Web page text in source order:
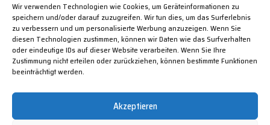
Wir verwenden Technologien wie Cookies, um Geräteinformationen zu
speichern und/oder darauf zuzugreifen. Wir tun dies, um das Surferlebnis
zu verbessern und um personalisierte Werbung anzuzeigen. Wenn Sie
diesen Technologien zustimmen, können wir Daten wie das Surfverhalten
oder eindeutige IDs auf dieser Website verarbeiten. Wenn Sie Ihre
Zustimmung nicht erteilen oder zurückziehen, können bestimmte Funktionen
beeinträchtigt werden.
Akzeptieren